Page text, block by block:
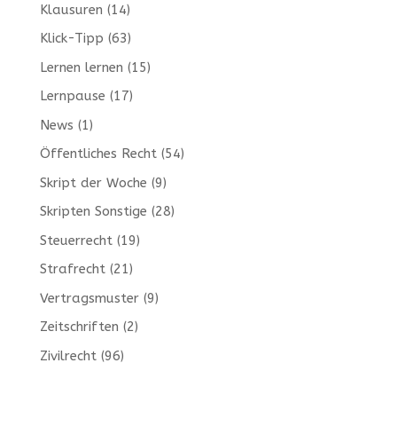
Klausuren (14)
Klick-Tipp (63)
Lernen lernen (15)
Lernpause (17)
News (1)
Öffentliches Recht(54)
Skript der Woche (9)
Skripten Sonstige (28)
Steuerrecht(19)
Strafrecht(21)
Vertragsmuster(9)
Zeitschriften (2)
Zivilrecht(96)